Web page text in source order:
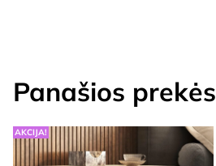
Panašios prekės
AKCIJA!